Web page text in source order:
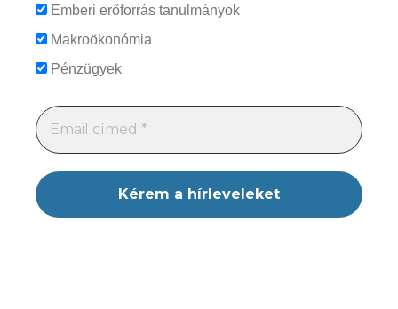
Emberi erőforrás tanulmányok
Makroökonómia
Pénzügyek